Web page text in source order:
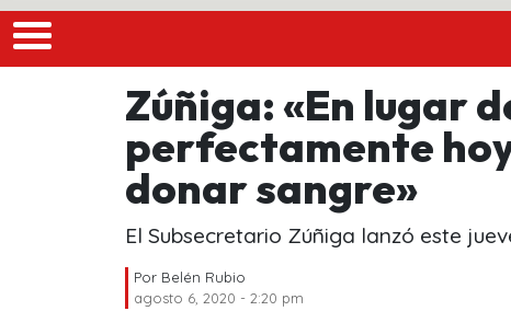
Zúñiga: «En lugar
perfectamente
donar sangre»
El Subsecretario Zúñiga lanzó este
Por Belén Rubio
agosto 6, 2020 - 2:20 pm